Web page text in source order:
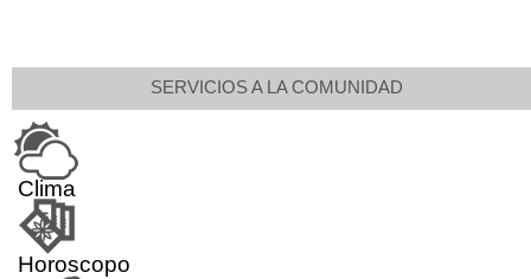
SERVICIOS A LA COMUNIDAD
Clima
Horoscopo